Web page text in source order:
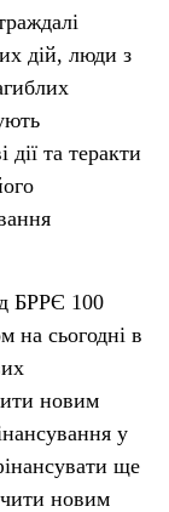
дій, люди з
та теракти
БРРЄ 100
на сьогодні в
новим
у
ще
новим